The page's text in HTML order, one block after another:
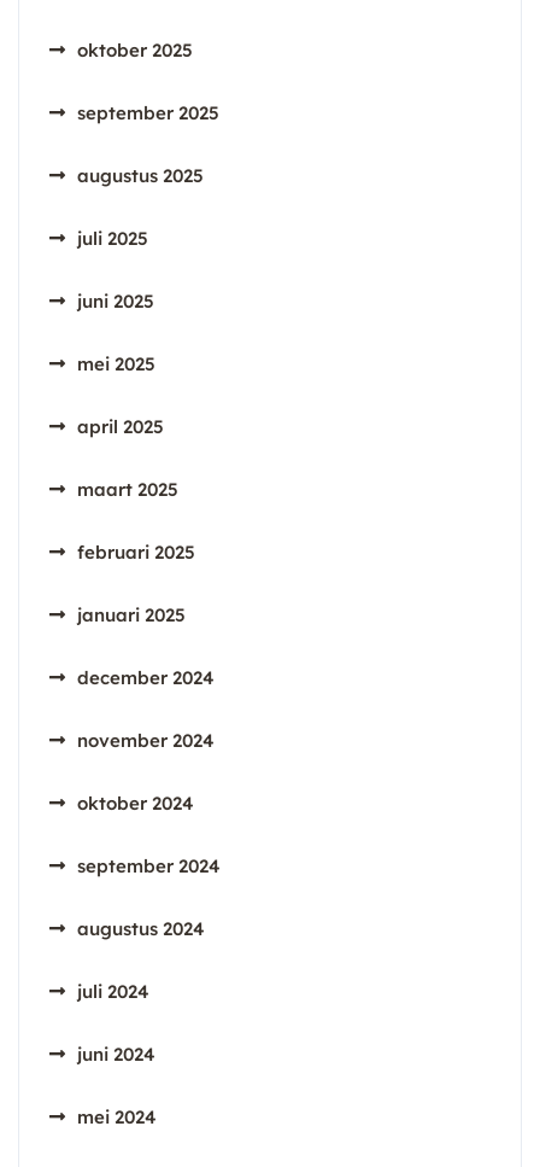
oktober 2025
september 2025
augustus 2025
juli 2025
juni 2025
mei 2025
april 2025
maart 2025
februari 2025
januari 2025
december 2024
november 2024
oktober 2024
september 2024
augustus 2024
juli 2024
juni 2024
mei 2024